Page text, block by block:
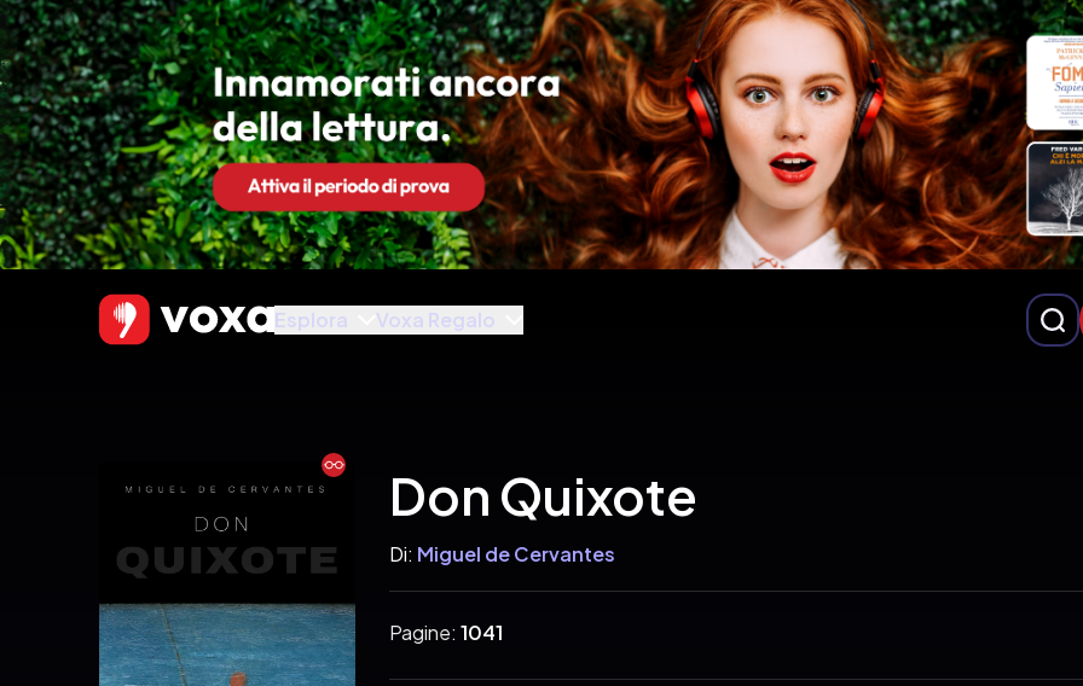
Esplora Voxa Regalo
Don Quixote
Di: Miguel de Cervantes
Pagine: 1041